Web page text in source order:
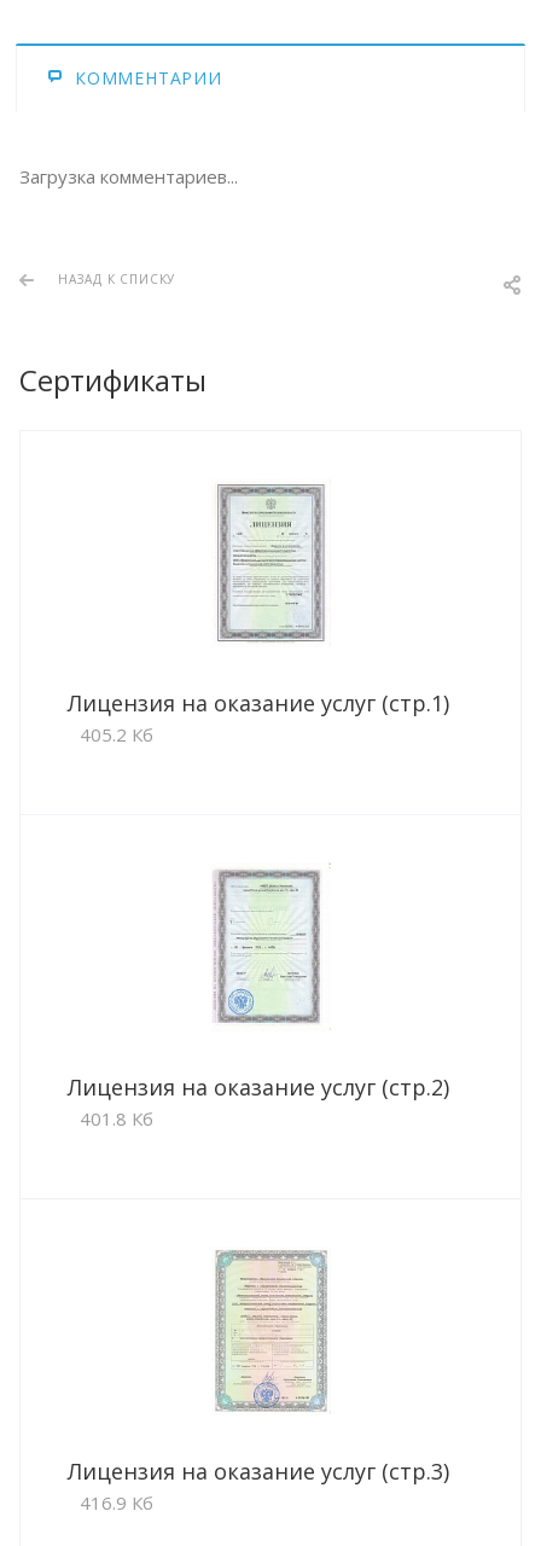
КОММЕНТАРИИ
Загрузка комментариев...
НАЗАД К СПИСКУ
Сертификаты
Лицензия на оказание услуг (стр.1)
405.2 Кб
Лицензия на оказание услуг (стр.2)
401.8 Кб
Лицензия на оказание услуг (стр.3)
416.9 Кб